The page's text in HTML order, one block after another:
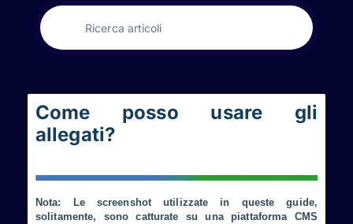
Come posso usare gli
allegati?
Nota: Le screenshot utilizzate in queste guide,
solitamente, sono catturate su una piattaforma CMS